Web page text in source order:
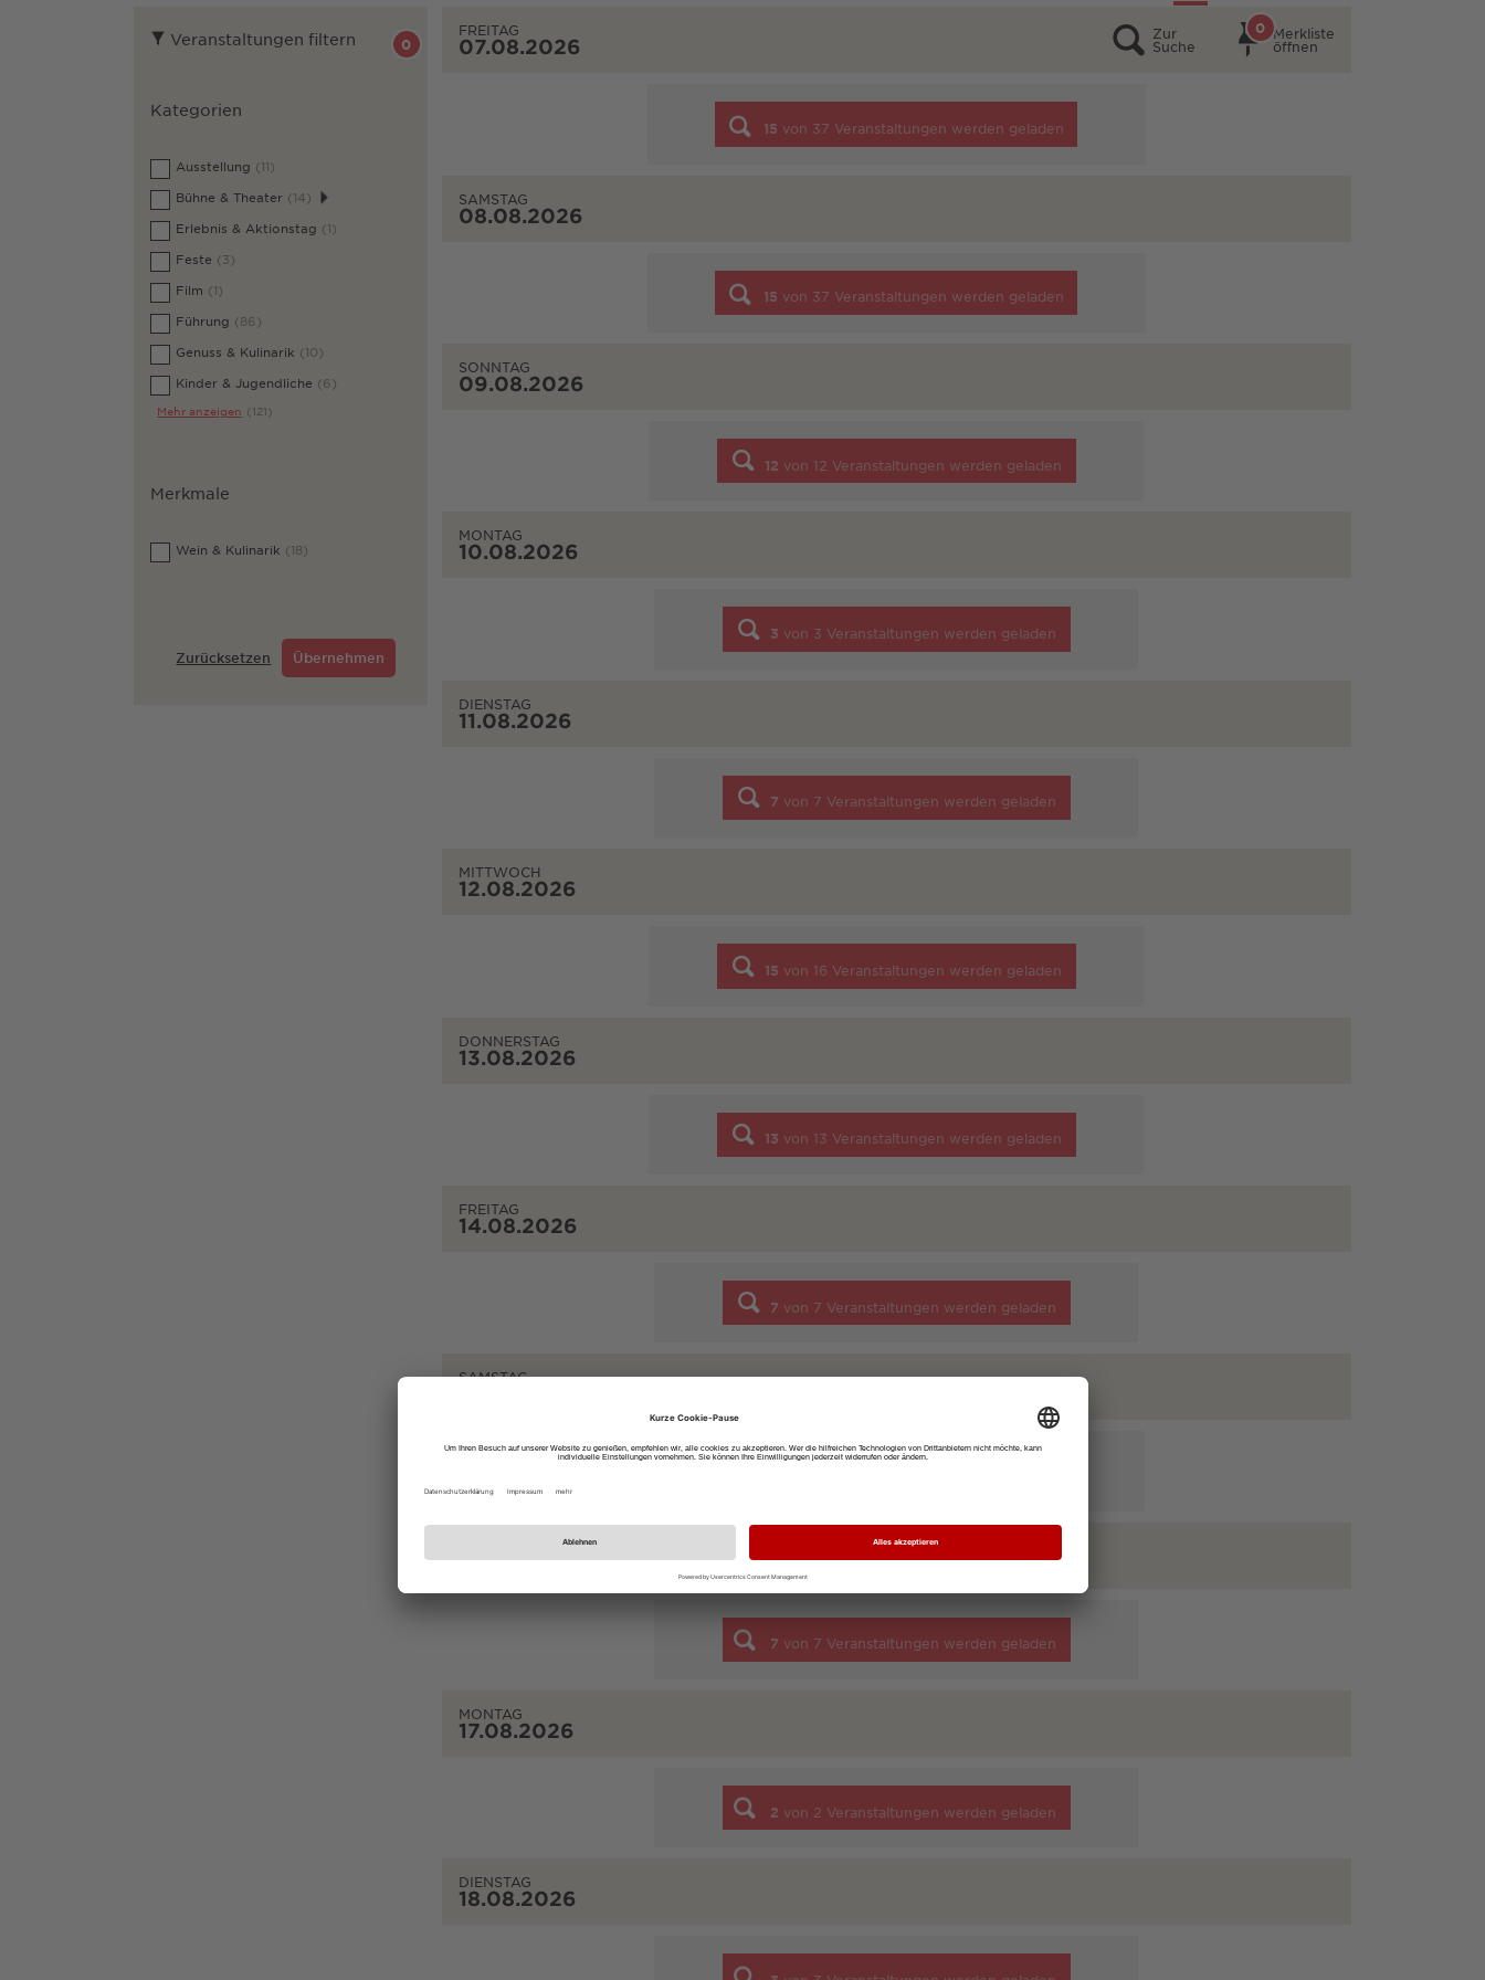
Veranstaltungen filtern 0
Kategorien
Ausstellung (11)
Bühne & Theater (14)
Erlebnis & Aktionstag (1)
Feste (3)
Film (1)
Führung (86)
Genuss & Kulinarik (10)
Kinder & Jugendliche (6)
Mehr anzeigen (121)
Merkmale
Wein & Kulinarik (18)
Zurücksetzen Übernehmen
Zur
Suche
Merkliste
öffnen
0
FREITAG
07.08.2026
15 von 37 Veranstaltungen werden geladen
SAMSTAG
08.08.2026
15 von 37 Veranstaltungen werden geladen
SONNTAG
09.08.2026
12 von 12 Veranstaltungen werden geladen
MONTAG
10.08.2026
3 von 3 Veranstaltungen werden geladen
DIENSTAG
11.08.2026
7 von 7 Veranstaltungen werden geladen
MITTWOCH
12.08.2026
15 von 16 Veranstaltungen werden geladen
DONNERSTAG
13.08.2026
13 von 13 Veranstaltungen werden geladen
FREITAG
14.08.2026
7 von 7 Veranstaltungen werden geladen
SAMSTAG
16.08.2026
7 von 7 Veranstaltungen werden geladen
MONTAG
17.08.2026
2 von 2 Veranstaltungen werden geladen
DIENSTAG
18.08.2026